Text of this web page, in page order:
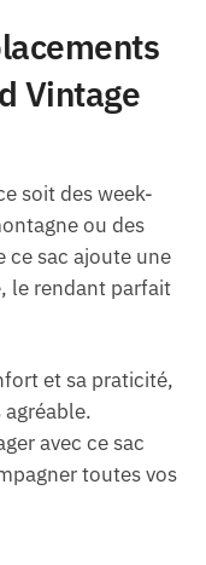
Vintage
soit des week-
ou des
ce sac ajoute une
le rendant parfait
et sa praticité,
avec ce sac
toutes vos